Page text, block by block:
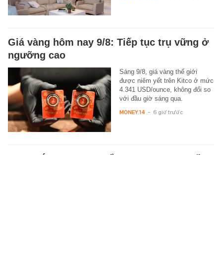
Giá vàng hôm nay 9/8: Tiếp tục trụ vững ở
ngưỡng cao
Sáng 9/8, giá vàng thế giới
được niêm yết trên Kitco ở mức
4.341 USD/ounce, không đổi so
với đầu giờ sáng qua.
MONEY.14 - 6 giờ trước